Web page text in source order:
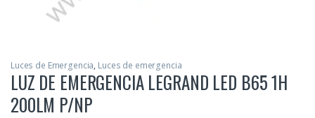
Luces de Emergencia, Luces de emergencia
LUZ DE EMERGENCIA LEGRAND LED B65 1H
200LM P/NP